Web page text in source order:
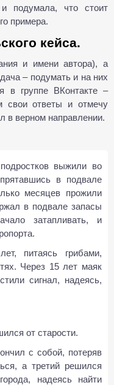
подумала, что стоит
примера.
кейса.
и имени автора), а
– подумать и на них
в группе ВКонтакте –
ответы и отмечу
в верном направлении.
выжили во
в подвале
месяцев прожили
в подвале запасы
затапливать, и
питаясь грибами,
Через 15 лет маяк
сигнал, надеясь,
от старости.
с собой, потеряв
а третий решился
надеясь найти